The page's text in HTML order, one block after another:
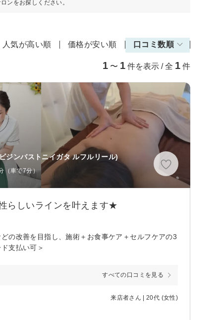
ンをお探しください。
人気が高い順 価格が安い順 口コミ数順
1 〜 1 件を表示 / 全 1 件
ジンバストニイガタ ルフルリール)
（車で7分）
らしいラインを叶えます★
の改善を目指し、施術＋お食事ケア＋セルフケアの3
支払い可＞
すべての口コミを見る
来店者さん | 20代 (女性)